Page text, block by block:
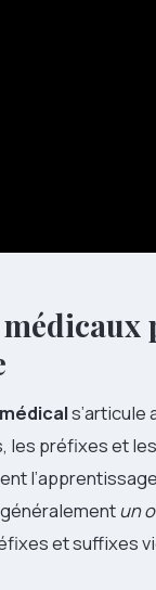
s’articule
les préfixes et
un
et suffixes